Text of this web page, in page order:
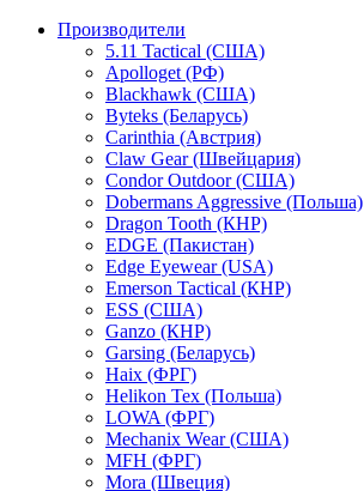
Производители
5.11 Tactical (США)
Apolloget (РФ)
Blackhawk (США)
Byteks (Беларусь)
Carinthia (Австрия)
Claw Gear (Швейцария)
Condor Outdoor (США)
Dobermans Aggressive (Польша)
Dragon Tooth (КНР)
EDGE (Пакистан)
Edge Eyewear (USA)
Emerson Tactical (КНР)
ESS (США)
Ganzo (КНР)
Garsing (Беларусь)
Haix (ФРГ)
Helikon Tex (Польша)
LOWA (ФРГ)
Mechanix Wear (США)
MFH (ФРГ)
Mora (Швеция)